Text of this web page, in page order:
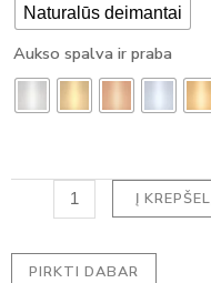
Naturalūs deimantai
Aukso spalva ir praba
deimantu
OVAL
HALO
DEIMANTAS
Į
PIRKTI DABAR